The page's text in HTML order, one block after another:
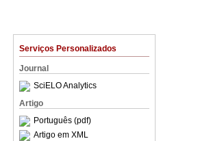
Serviços Personalizados
Journal
SciELO Analytics
Artigo
Português (pdf)
Artigo em XML